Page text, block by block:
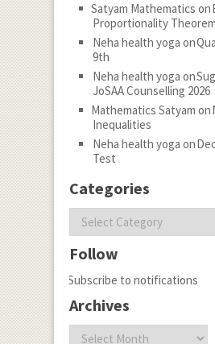
Satyam Mathematics on
Proportionality
Neha health yoga on
9th
Neha health yoga on
JoSAA Counselling 2026
Mathematics Satyam on
Inequalities
Neha health yoga on
Test
Categories
Categories
Follow
Subscribe to notifications
Archives
Archives